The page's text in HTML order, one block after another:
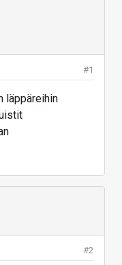
#1
läppäreihin
#2